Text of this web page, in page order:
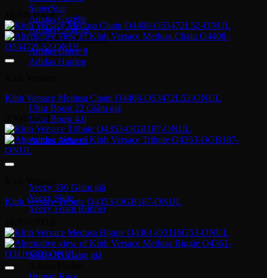
SuperStar
Adidas Gazelle
Adidas Campus
Giày bóng rổ Adidas
Adidas Dame 8
Adidas Harden
Ultra Boost 22
Ultra Boost 4.0
Giày chạy Adidas
Adidas Adizero
Yeezy 350
Yeezy Slide
Yeezy Foam Runner
Adidas NMD
NMD R1
10,900,000₫
Kính Versace Medusa Chain O4408-O53472L52-ONUL
9,900,000₫
Kính Versace Tribute O4353-OGB187-ONUL